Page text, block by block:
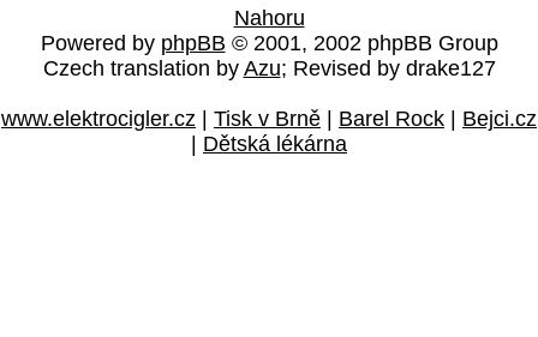
Nahoru
Powered by phpBB © 2001, 2002 phpBB Group
Czech translation by Azu; Revised by drake127
www.elektrocigler.cz Tisk v Brně Barel Rock
Bejci.cz
Dětská lékárna